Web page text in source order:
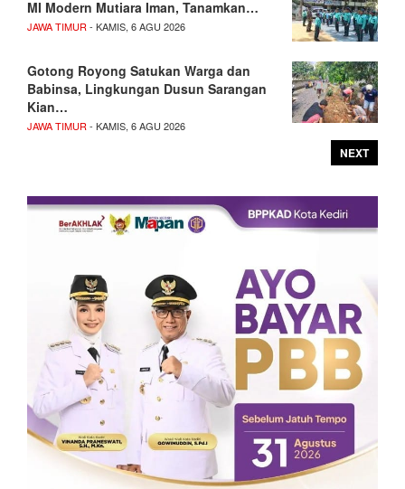
MI Modern Mutiara Iman, Tanamkan…
JAWA TIMUR - KAMIS, 6 AGU 2026
Gotong Royong Satukan Warga dan
Babinsa, Lingkungan Dusun Sarangan
Kian…
JAWA TIMUR - KAMIS, 6 AGU 2026
NEXT